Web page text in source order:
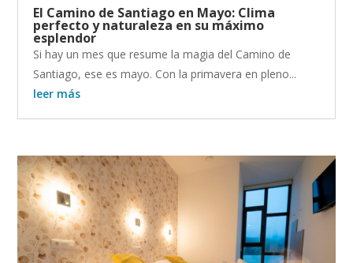
El Camino de Santiago en Mayo: Clima
perfecto y naturaleza en su máximo
esplendor
Si hay un mes que resume la magia del Camino de
Santiago, ese es mayo. Con la primavera en pleno...
leer más